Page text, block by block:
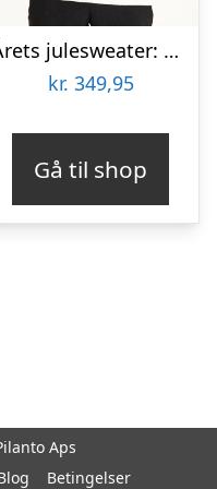
Årets julesweater: Rocking Around The Christmas Tree – herre / mænd. Ugly Christmas Sweater lavet i Danmark
kr. 349,95
Gå til shop
Aps
Betingelser